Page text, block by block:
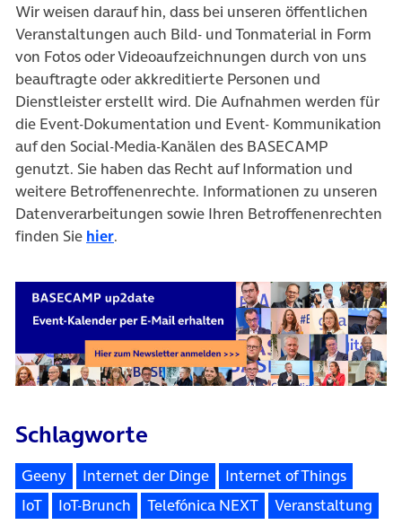
Wir weisen darauf hin, dass bei unseren öffentlichen
Veranstaltungen auch Bild- und Tonmaterial in Form
von Fotos oder Videoaufzeichnungen durch von uns
beauftragte oder akkreditierte Personen und
Dienstleister erstellt wird. Die Aufnahmen werden für
die Event-Dokumentation und Event- Kommunikation
auf den Social-Media-Kanälen des BASECAMP
genutzt. Sie haben das Recht auf Information und
weitere Betroffenenrechte. Informationen zu unseren
Datenverarbeitungen sowie Ihren Betroffenenrechten
finden Sie hier.
Schlagworte
Geeny Internet der Dinge
Internet of Things
IoT
IoT-Brunch Telefónica NEXT Veranstaltung